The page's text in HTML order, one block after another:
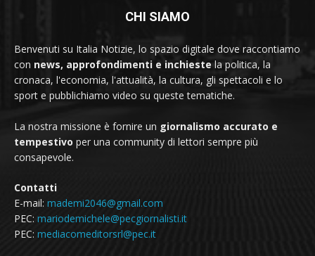
CHI SIAMO
Benvenuti su Italia Notizie, lo spazio digitale dove raccontiamo
con news, approfondimenti e inchieste la politica, la
cronaca, l'economia, l'attualità, la cultura, gli spettacoli e lo
sport e pubblichiamo video su queste tematiche.
La nostra missione è fornire un giornalismo accurato e
tempestivo per una community di lettori sempre più
consapevole.
Contatti
E-mail: mademi2046@gmail.com
PEC: mariodemichele@pecgiornalisti.it
PEC: mediacomeditorsrl@pec.it